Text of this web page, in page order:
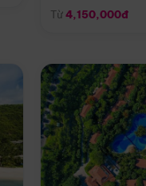
Từ4,150,000đ